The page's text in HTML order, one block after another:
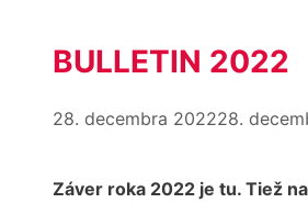
BULLETIN 2022
28. decembra 202228.
Záver roka 2022 je tu. Tiež